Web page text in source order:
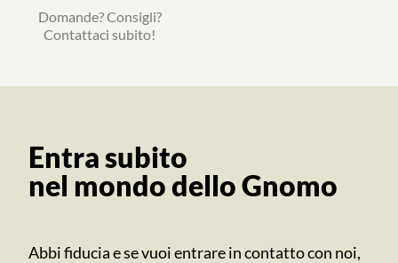
Domande? Consigli?
Contattaci subito!
Entra subito
nel mondo dello Gnomo
Abbi fiducia e se vuoi entrare in contatto con noi,